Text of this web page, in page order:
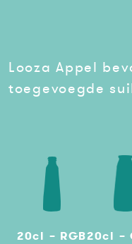
Looza Appel
toegevoegde
20cl – RGB20cl –